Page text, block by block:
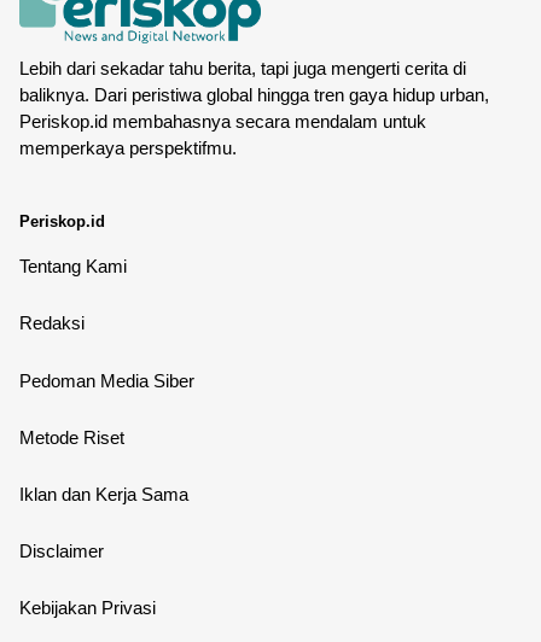
Lebih dari sekadar tahu berita, tapi juga mengerti cerita di
baliknya. Dari peristiwa global hingga tren gaya hidup urban,
Periskop.id membahasnya secara mendalam untuk
memperkaya perspektifmu.
Periskop.id
Tentang Kami
Redaksi
Pedoman Media Siber
Metode Riset
Iklan dan Kerja Sama
Disclaimer
Kebijakan Privasi